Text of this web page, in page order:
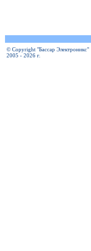
© Copyright "Бассар Электроникс"
2005 - 2026 г.